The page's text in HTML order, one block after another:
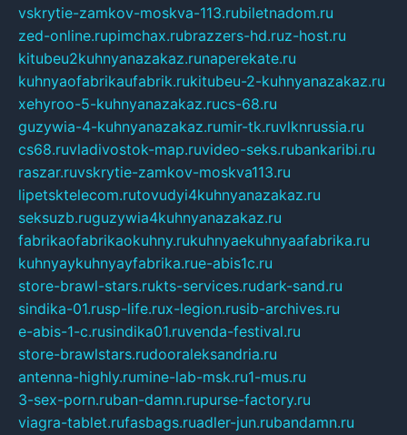
vskrytie-zamkov-moskva-113.rubiletnadom.ru
zed-online.rupimchax.rubrazzers-hd.ruz-host.ru
kitubeu2kuhnyanazakaz.runaperekate.ru
kuhnyaofabrikaufabrik.rukitubeu-2-kuhnyanazakaz.ru
xehyroo-5-kuhnyanazakaz.rucs-68.ru
guzywia-4-kuhnyanazakaz.rumir-tk.ruvlknrussia.ru
cs68.ruvladivostok-map.ruvideo-seks.rubankaribi.ru
raszar.ruvskrytie-zamkov-moskva113.ru
lipetsktelecom.rutovudyi4kuhnyanazakaz.ru
seksuzb.ruguzywia4kuhnyanazakaz.ru
fabrikaofabrikaokuhny.rukuhnyaekuhnyaafabrika.ru
kuhnyaykuhnyayfabrika.rue-abis1c.ru
store-brawl-stars.rukts-services.rudark-sand.ru
sindika-01.rusp-life.rux-legion.rusib-archives.ru
e-abis-1-c.rusindika01.ruvenda-festival.ru
store-brawlstars.rudooraleksandria.ru
antenna-highly.rumine-lab-msk.ru1-mus.ru
3-sex-porn.ruban-damn.rupurse-factory.ru
viagra-tablet.rufasbags.ruadler-jun.rubandamn.ru